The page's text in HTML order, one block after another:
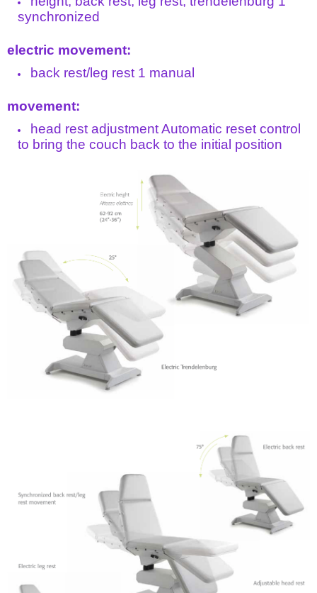
synchronized
electric movement:
back rest/leg rest 1 manual
movement:
head rest adjustment Automatic reset control
to bring the couch back to the initial position